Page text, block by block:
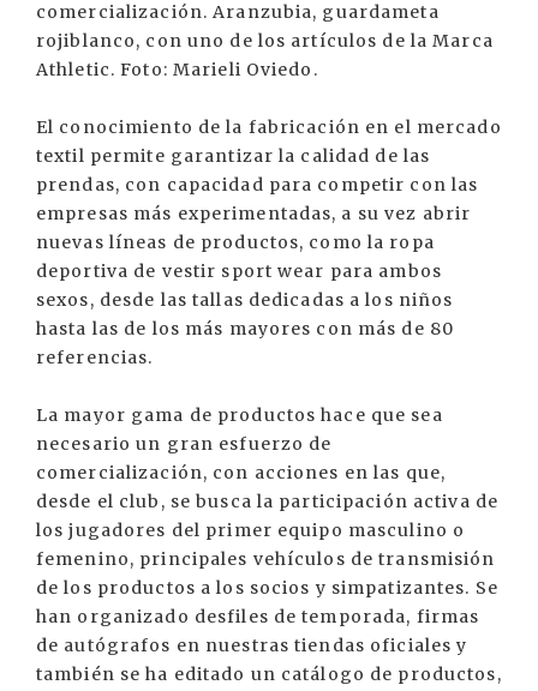
comercialización. Aranzubia, guardameta
rojiblanco, con uno de los artículos de la Marca
Athletic. Foto: Marieli Oviedo.
El conocimiento de la fabricación en el mercado
textil permite garantizar la calidad de las
prendas, con capacidad para competir con las
empresas más experimentadas, a su vez abrir
nuevas líneas de productos, como la ropa
deportiva de vestir sport wear para ambos
sexos, desde las tallas dedicadas a los niños
hasta las de los más mayores con más de 80
referencias.
La mayor gama de productos hace que sea
necesario un gran esfuerzo de
comercialización, con acciones en las que,
desde el club, se busca la participación activa de
los jugadores del primer equipo masculino o
femenino, principales vehículos de transmisión
de los productos a los socios y simpatizantes. Se
han organizado desfiles de temporada, firmas
de autógrafos en nuestras tiendas oficiales y
también se ha editado un catálogo de productos,